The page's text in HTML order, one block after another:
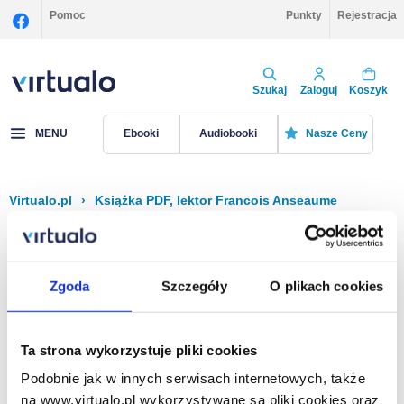
Zgoda Szczegóły O plikach cookies
Ta strona wykorzystuje pliki cookies
Podobnie jak w innych serwisach internetowych, także
na www.virtualo.pl wykorzystywane są pliki cookies oraz
Pomoc Punkty Rejestracja
Szukaj Zaloguj Koszyk
MENU Ebooki Audiobooki Nasze Ceny
Virtualo.pl › Książka PDF, lektor Francois Anseaume
Filtruj Sortuj
Na stronie